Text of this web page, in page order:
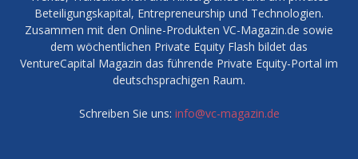
Beteiligungskapital, Entrepreneurship und Technologien.
Zusammen mit den Online-Produkten VC-Magazin.de sowie
dem wöchentlichen Private Equity Flash bildet das
VentureCapital Magazin das führende Private Equity-Portal im
deutschsprachigen Raum.
Schreiben Sie uns: info@vc-magazin.de